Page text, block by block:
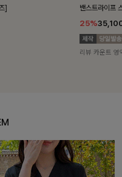
쥬린레이스 카
12%
리뷰 카운트 영